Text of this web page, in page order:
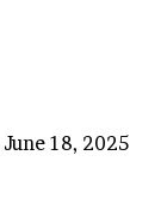
June 18, 2025